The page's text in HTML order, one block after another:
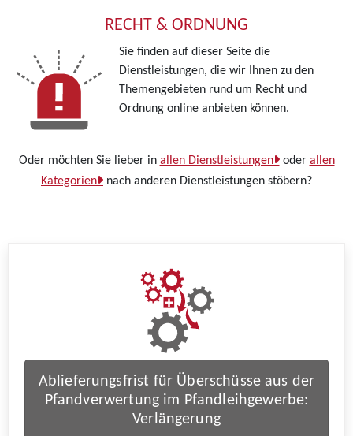
RECHT & ORDNUNG
Sie finden auf dieser Seite die
Dienstleistungen, die wir Ihnen zu den
Themengebieten rund um Recht und
Ordnung online anbieten können.
Oder möchten Sie lieber in allen Dienstleistungen oder allen
Kategorien
nach anderen Dienstleistungen stöbern?
Ablieferungsfrist für Überschüsse aus der
Pfandverwertung im Pfandleihgewerbe:
Verlängerung